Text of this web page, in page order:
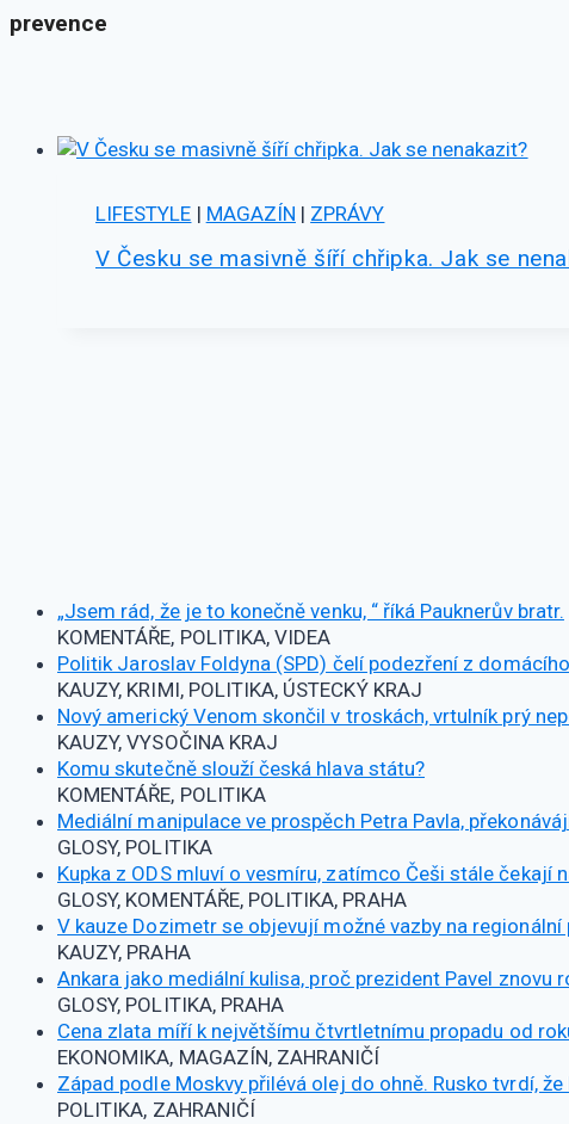
prevence
LIFESTYLE | MAGAZÍN | ZPRÁVY
V Česku se masivně šíří chřipka. Jak se
„Jsem rád, že je to konečně venku, “ říká Pauknerův bratr.
KOMENTÁŘE, POLITIKA, VIDEA
Politik Jaroslav Foldyna (SPD) čelí podezření z
KAUZY, KRIMI, POLITIKA, ÚSTECKÝ KRAJ
Nový americký Venom skončil v troskách, vrtulník prý
KAUZY, VYSOČINA KRAJ
Komu skutečně slouží česká hlava státu?
KOMENTÁŘE, POLITIKA
Mediální manipulace ve prospěch Petra Pavla,
GLOSY, POLITIKA
Kupka z ODS mluví o vesmíru, zatímco Češi stále čekají
GLOSY, KOMENTÁŘE, POLITIKA, PRAHA
V kauze Dozimetr se objevují možné vazby na regionální
KAUZY, PRAHA
Ankara jako mediální kulisa, proč prezident Pavel znovu
GLOSY, POLITIKA, PRAHA
Cena zlata míří k největšímu čtvrtletnímu propadu od
EKONOMIKA, MAGAZÍN, ZAHRANIČÍ
Západ podle Moskvy přilévá olej do ohně. Rusko tvrdí,
POLITIKA, ZAHRANIČÍ